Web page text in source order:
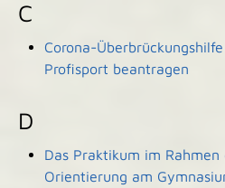
C
Corona-
Profisport beantragen
D
Das Praktikum im
Orientierung am